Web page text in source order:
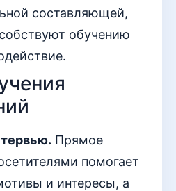
составляющей,
обучению
Прямое
помогает
и интересы, а